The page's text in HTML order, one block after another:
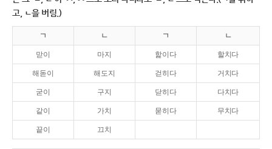
고, ㄴ을 버림.)
ㄱ ㄴ ㄱ ㄴ
맏이 마지 핥이다 할치다
해돋이 해도지 걷히다 거치다
굳이 구지 닫히다 다치다
같이 가치 묻히다 무치다
끝이 끄치